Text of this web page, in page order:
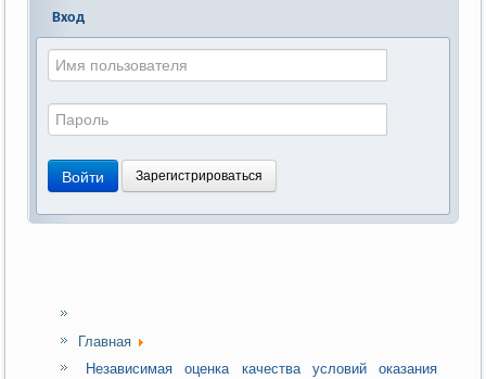
Вход
Войти Зарегистрироваться
Главная
Независимая оценка качества условий оказания